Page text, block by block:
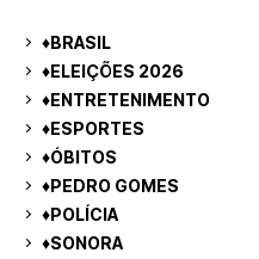
♦BRASIL
♦ELEIÇÕES 2026
♦ENTRETENIMENTO
♦ESPORTES
♦ÓBITOS
♦PEDRO GOMES
♦POLÍCIA
♦SONORA